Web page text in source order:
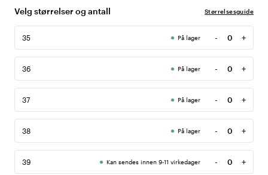
Velg størrelser og antall Størrelsesguide
35 På lager -
Antall
+
36 På lager -
Antall
+
37 På lager -
Antall
+
38 På lager -
Antall
+
39 Kan sendes innen 9-11 virkedager -
Antall
+